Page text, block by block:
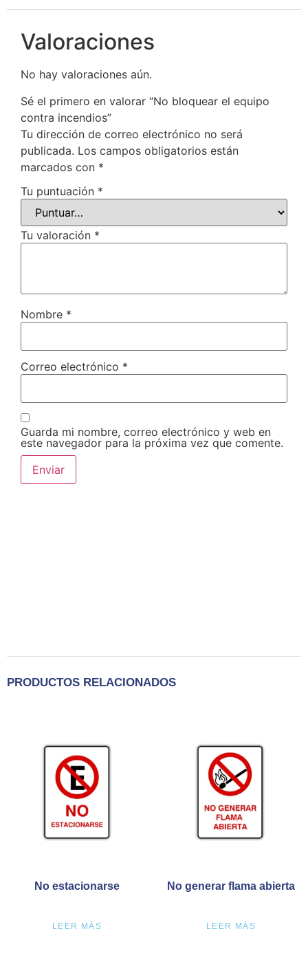
Valoraciones
No hay valoraciones aún.
Sé el primero en valorar “No bloquear el equipo
contra incendios”
Tu dirección de correo electrónico no será
publicada. Los campos obligatorios están
marcados con *
Tu puntuación *
Tu valoración *
Nombre *
Correo electrónico *
Guarda mi nombre, correo electrónico y web en
este navegador para la próxima vez que comente.
PRODUCTOS RELACIONADOS
No estacionarse
LEER MÁS
No generar flama abierta
LEER MÁS